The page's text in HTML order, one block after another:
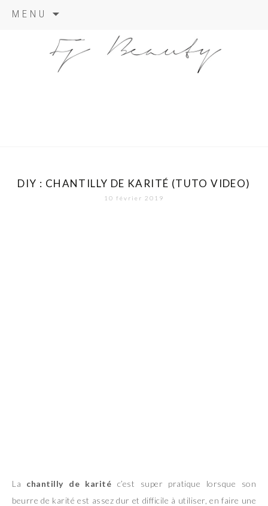
MENU
content
DIY : CHANTILLY DE KARITÉ (TUTO VIDEO)
10 février 2019
La chantilly de karité c’est super pratique lorsque son
beurre de karité est assez dur et difficile à utiliser, en faire une